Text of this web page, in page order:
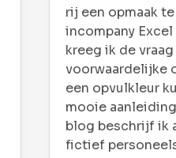
rij een opmaak
incompany
kreeg ik de
voorwaardelijke
een opvulkleur
mooie
blog beschrijf ik
fictief